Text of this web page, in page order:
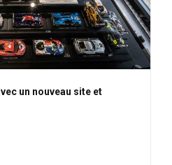
un nouveau site et